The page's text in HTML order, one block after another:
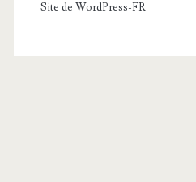
Site de WordPress-FR